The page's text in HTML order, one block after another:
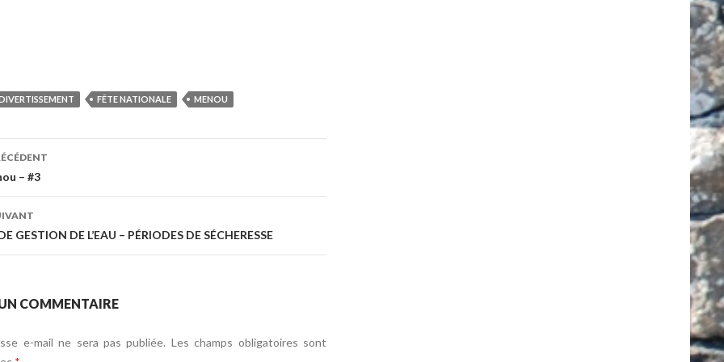
FÊTE NATIONALE MENOU
– #3
GESTION DE L’EAU – PÉRIODES DE SÉCHERESSE
COMMENTAIRE
e-mail ne sera pas publiée. Les champs obligatoires sont